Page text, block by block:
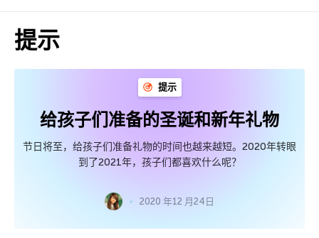
提示
提示
给孩子们准备的圣诞和新年礼物
节日将至，给孩子们准备礼物的时间也越来越短。2020年转眼
到了2021年，孩子们都喜欢什么呢？
2020 年12 月24日